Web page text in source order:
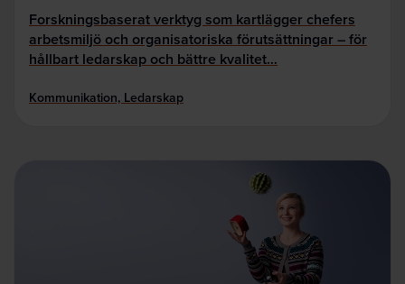
Forskningsbaserat verktyg som kartlägger chefers
arbetsmiljö och organisatoriska förutsättningar – för
hållbart ledarskap och bättre kvalitet…
Kommunikation, Ledarskap